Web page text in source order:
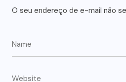
O seu endereço de e-mail não